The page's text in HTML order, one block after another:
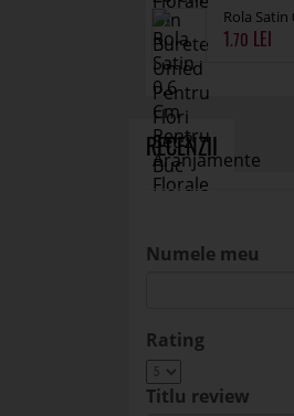
Rola
1.70
RECENZII
Numele meu
Rating
Titlu review